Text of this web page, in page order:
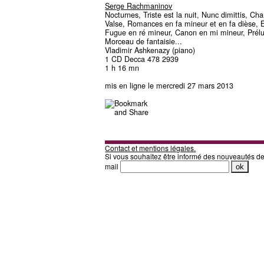
Serge Rachmaninov
Nocturnes, Triste est la nuit, Nunc dimittis,
Valse, Romances en fa mineur et en fa dièse,
Fugue en ré mineur, Canon en mi mineur,
Morceau de fantaisie...
Vladimir Ashkenazy (piano)
1 CD Decca 478 2939
1 h 16 mn
mis en ligne le mercredi 27 mars 2013
Contact et mentions légales.
Si vous souhaitez être informé des nouveautés
mail